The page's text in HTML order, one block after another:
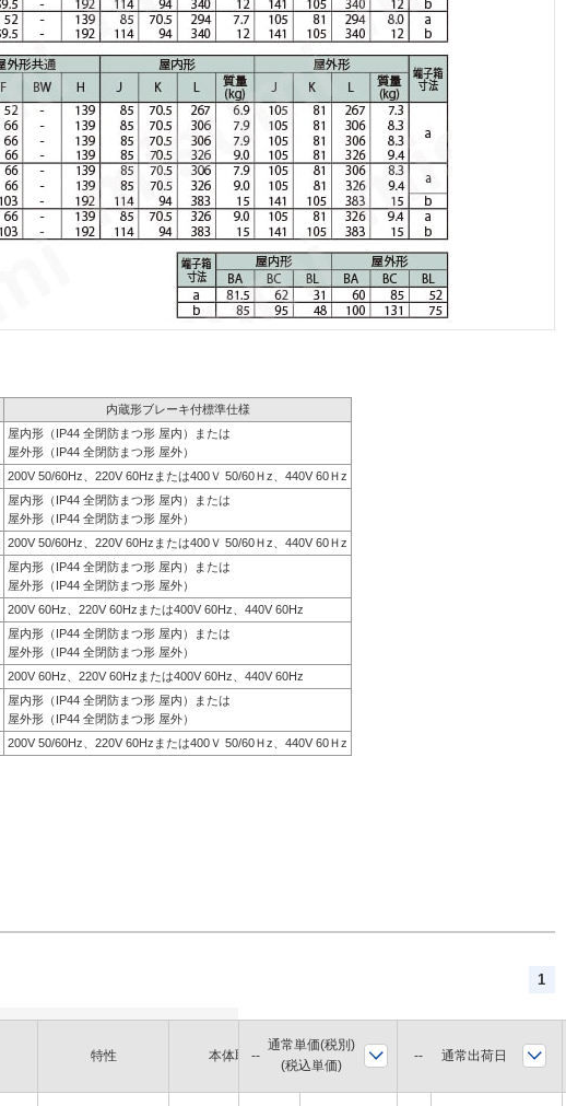
内蔵形ブレーキ付標準仕様
屋内形（IP44 全閉防まつ形 屋内）または
屋外形（IP44 全閉防まつ形 屋外）
200V 50/60Hz、220V 60Hzまたは400Ｖ 50/60Ｈz、440V 60Ｈz
屋内形（IP44 全閉防まつ形 屋内）または
屋外形（IP44 全閉防まつ形 屋外）
200V 50/60Hz、220V 60Hzまたは400Ｖ 50/60Ｈz、440V 60Ｈz
屋内形（IP44 全閉防まつ形 屋内）または
屋外形（IP44 全閉防まつ形 屋外）
200V 60Hz、220V 60Hzまたは400V 60Hz、440V 60Hz
屋内形（IP44 全閉防まつ形 屋内）または
屋外形（IP44 全閉防まつ形 屋外）
200V 60Hz、220V 60Hzまたは400V 60Hz、440V 60Hz
屋内形（IP44 全閉防まつ形 屋内）または
屋外形（IP44 全閉防まつ形 屋外）
200V 50/60Hz、220V 60Hzまたは400Ｖ 50/60Ｈz、440V 60Ｈz
1
特性 本体取付
軸径
(mm)
枠番
通常単価(税別)
(税込単価)
通常出荷日